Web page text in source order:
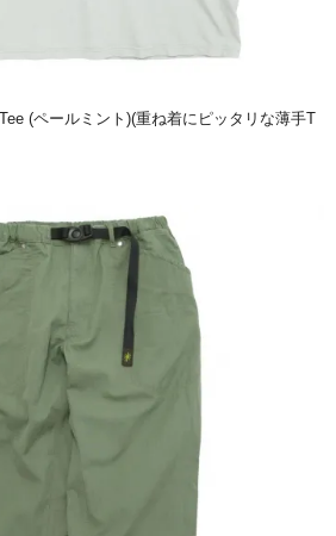
(ペールミント)(重ね着にピッタリな薄手T